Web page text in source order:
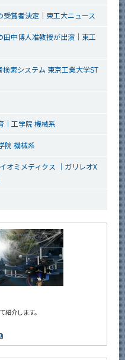
賞者決定｜東工大ニュース
田中博人准教授が出演｜東工
索システム 東京工業大学ST
｜工学院 機械系
院 機械系
オミメティクス ｜ガリレオX
介します。